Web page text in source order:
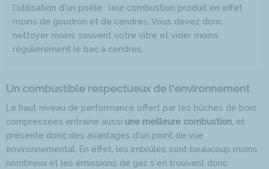
l’utilisation d’un poêle : leur combustion produit en effet
moins de goudron et de cendres. Vous devez donc
nettoyer moins souvent votre vitre et vider moins
régulièrement le bac à cendres.
Un combustible respectueux de l’environnement
Le haut niveau de performance offert par les bûches de bois
compressées entraîne aussi une meilleure combustion, et
présente donc des avantages d’un point de vue
environnemental. En effet, les imbrûlés sont beaucoup moins
nombreux et les émissions de gaz s’en trouvent donc